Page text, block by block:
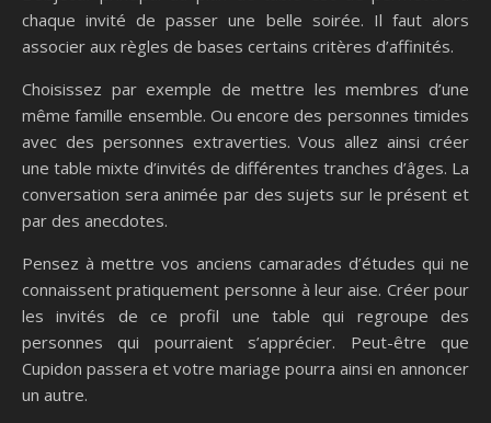
chaque invité de passer une belle soirée. Il faut alors
associer aux règles de bases certains critères d’affinités.
Choisissez par exemple de mettre les membres d’une
même famille ensemble. Ou encore des personnes timides
avec des personnes extraverties. Vous allez ainsi créer
une table mixte d’invités de différentes tranches d’âges. La
conversation sera animée par des sujets sur le présent et
par des anecdotes.
Pensez à mettre vos anciens camarades d’études qui ne
connaissent pratiquement personne à leur aise. Créer pour
les invités de ce profil une table qui regroupe des
personnes qui pourraient s’apprécier. Peut-être que
Cupidon passera et votre mariage pourra ainsi en annoncer
un autre.